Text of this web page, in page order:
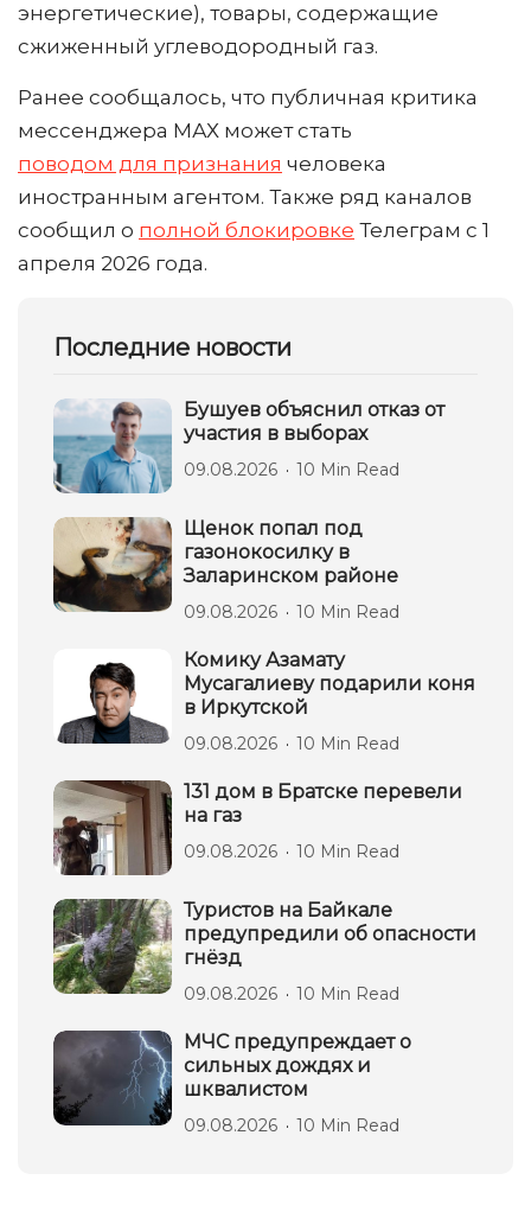
энергетические), товары, содержащие
сжиженный углеводородный газ.
Ранее сообщалось, что публичная критика
мессенджера МАХ может стать
поводом для признания человека
иностранным агентом. Также ряд каналов
сообщил о полной блокировке Телеграм с 1
апреля 2026 года.
Последние новости
Бушуев объяснил отказ от
участия в выборах
09.08.2026 10 Min Read
Щенок попал под
газонокосилку в
Заларинском районе
09.08.2026 10 Min Read
Комику Азамату
Мусагалиеву подарили коня
в Иркутской
09.08.2026 10 Min Read
131 дом в Братске перевели
на газ
09.08.2026 10 Min Read
Туристов на Байкале
предупредили об опасности
гнёзд
09.08.2026 10 Min Read
МЧС предупреждает о
сильных дождях и
шквалистом
09.08.2026 10 Min Read